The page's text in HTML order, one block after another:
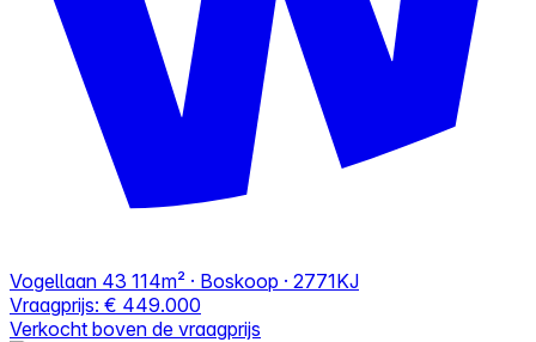
Vogellaan 43 114m² · Boskoop · 2771KJ
Vraagprijs: € 449.000
Verkocht boven de vraagprijs